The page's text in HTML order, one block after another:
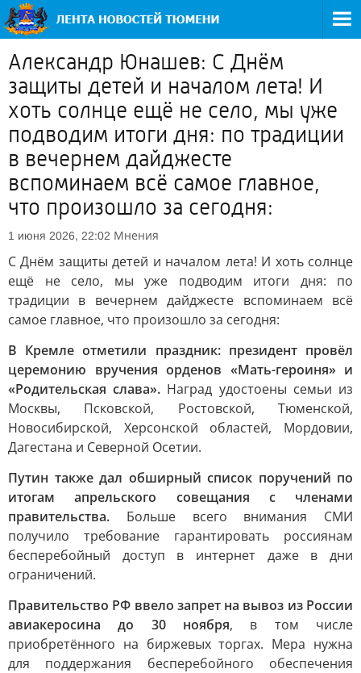
Александр Юнашев: С Днём
защиты детей и началом лета! И
хоть солнце ещё не село, мы уже
подводим итоги дня: по традиции
в вечернем дайджесте
вспоминаем всё самое главное,
что произошло за сегодня:
1 июня 2026, 22:02 Мнения
С Днём защиты детей и началом лета! И хоть солнце
ещё не село, мы уже подводим итоги дня: по
традиции в вечернем дайджесте вспоминаем всё
самое главное, что произошло за сегодня:
В Кремле отметили праздник: президент провёл
церемонию вручения орденов «Мать-героиня» и
«Родительская слава». Наград удостоены семьи из
Москвы, Псковской, Ростовской, Тюменской,
Новосибирской, Херсонской областей, Мордовии,
Дагестана и Северной Осетии.
Путин также дал обширный список поручений по
итогам апрельского совещания с членами
правительства. Больше всего внимания СМИ
получило требование гарантировать россиянам
бесперебойный доступ в интернет даже в дни
ограничений.
Правительство РФ ввело запрет на вывоз из России
авиакеросина до 30 ноября, в том числе
приобретённого на биржевых торгах. Мера нужна
для поддержания бесперебойного обеспечения